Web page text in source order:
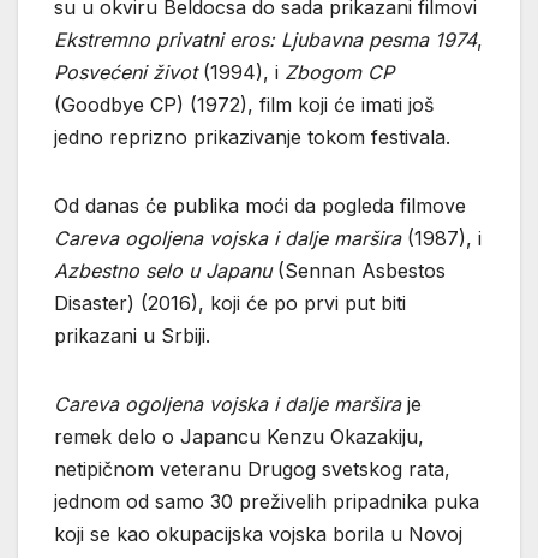
su u okviru Beldocsa do sada prikazani filmovi
Ekstremno privatni eros: Ljubavna pesma 1974,
Posvećeni život(1994), i Zbogom CP
(Goodbye CP) (1972), film koji će imati još
jedno reprizno prikazivanje tokom festivala.
Od danas će publika moći da pogleda filmove
Careva ogoljena vojska i dalje maršira(1987), i
Azbestno selo u Japanu(Sennan Asbestos
Disaster) (2016), koji će po prvi put biti
prikazani u Srbiji.
Careva ogoljena vojska i dalje marširaje
remek delo o Japancu Kenzu Okazakiju,
netipičnom veteranu Drugog svetskog rata,
jednom od samo 30 preživelih pripadnika puka
koji se kao okupacijska vojska borila u Novoj